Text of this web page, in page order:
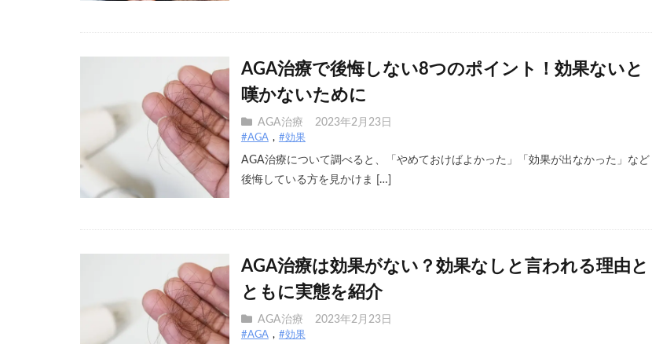
AGA治療で後悔しない8つのポイント！効果ないと
嘆かないために
AGA治療 2023年2月23日
#AGA #効果
AGA治療について調べると、「やめておけばよかった」「効果が出なかった」など
後悔している方を見かけま […]
AGA治療は効果がない？効果なしと言われる理由と
ともに実態を紹介
AGA治療 2023年2月23日
#AGA #効果